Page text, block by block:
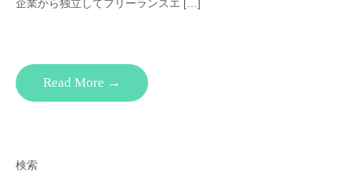
企業から独立してフリーランスエ […]
Read More →
検索